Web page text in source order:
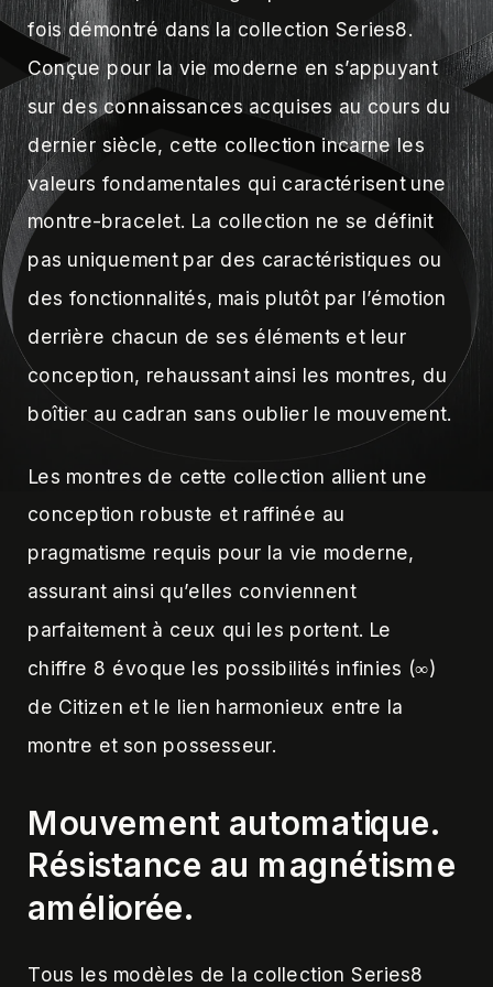
Tous les modèles de la collection Series8
Mouvement automatique.
Résistance au magnétisme
améliorée.
Les montres de cette collection allient une
conception robuste et raffinée au
pragmatisme requis pour la vie moderne,
assurant ainsi qu’elles conviennent
parfaitement à ceux qui les portent. Le
chiffre 8 évoque les possibilités infinies (∞)
de Citizen et le lien harmonieux entre la
montre et son possesseur.
fois démontré dans la collection Series8.
Conçue pour la vie moderne en s’appuyant
sur des connaissances acquises au cours du
dernier siècle, cette collection incarne les
valeurs fondamentales qui caractérisent une
montre-bracelet. La collection ne se définit
pas uniquement par des caractéristiques ou
des fonctionnalités, mais plutôt par l’émotion
derrière chacun de ses éléments et leur
conception, rehaussant ainsi les montres, du
boîtier au cadran sans oublier le mouvement.